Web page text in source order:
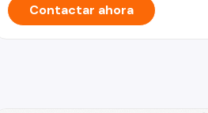
Contactar ahora